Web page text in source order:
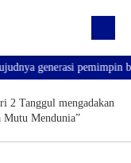
generasi pemimpin
2 Tanggul mengadakan
Mutu Mendunia”